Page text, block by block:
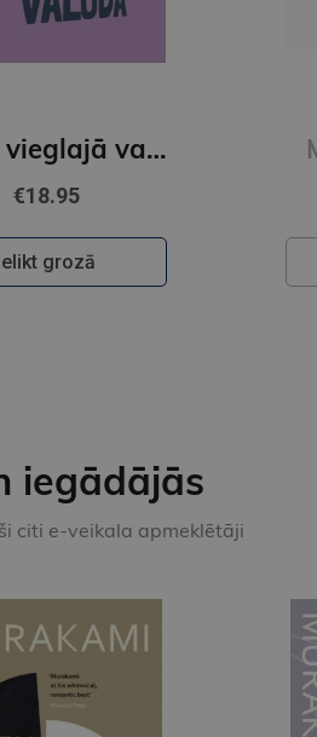
sievietes
€18.95
Ielikt grozā
iegādājās
citi e-veikala apmeklētāji